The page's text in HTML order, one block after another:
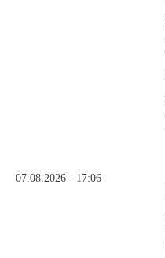
07.08.2026 - 17:06